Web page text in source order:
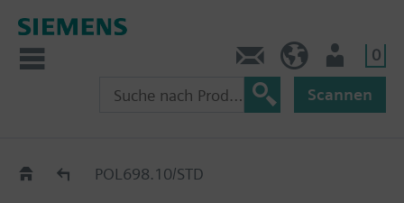
0
Scannen
Regler POL698.10/STD